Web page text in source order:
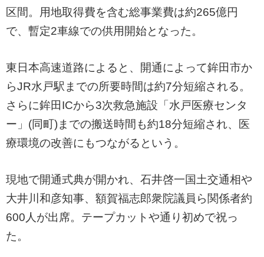
区間。用地取得費を含む総事業費は約265億円
で、暫定2車線での供用開始となった。
東日本高速道路によると、開通によって鉾田市か
らJR水戸駅までの所要時間は約7分短縮される。
さらに鉾田ICから3次救急施設「水戸医療センタ
ー」(同町)までの搬送時間も約18分短縮され、医
療環境の改善にもつながるという。
現地で開通式典が開かれ、石井啓一国土交通相や
大井川和彦知事、額賀福志郎衆院議員ら関係者約
600人が出席。テープカットや通り初めで祝っ
た。